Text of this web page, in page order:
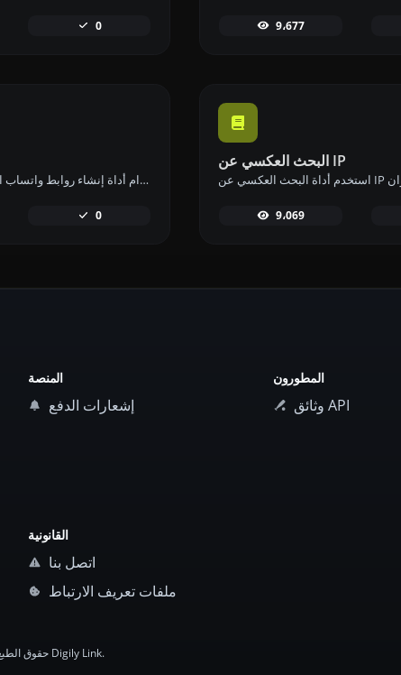
0 9،677
قم بإنشاء روابط واتساب بسهولة باستخدام أداة إنشاء روابط واتساب الخاصة بنا للتواصل الفوري.
0
البحث العكسي عن IP
9،069
المنصة
إشعارات الدفع
المطورون
وثائق API
القانونية
اتصل بنا
ملفات تعريف الارتباط
حقوق الطبع والنشر © 2026 Digily Link.